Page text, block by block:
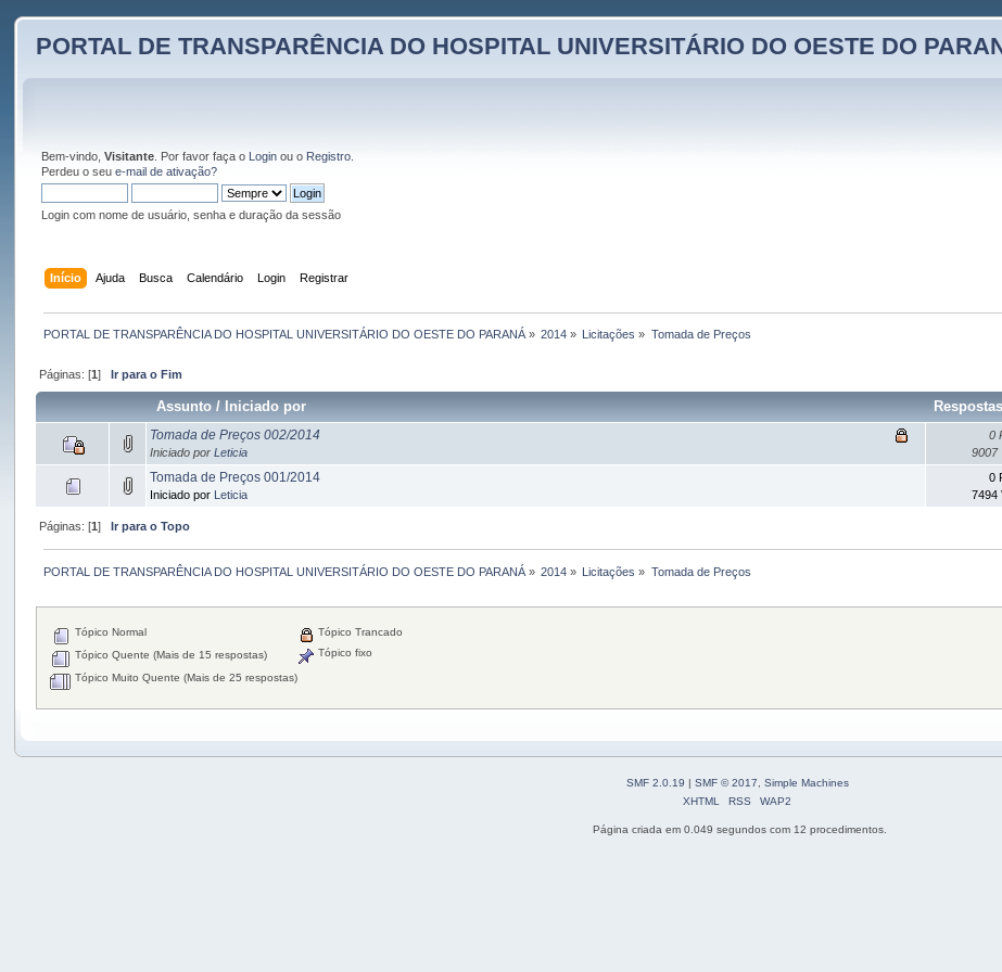
PORTAL DE TRANSPARÊNCIA DO HOSPITAL UNIVERSITÁRIO DO OESTE DO
Bem-vindo,Visitante . Por favor faça o Login ou o Registro
Perdeu o seue-mail de ativação?
Login com nome de usuário, senha e duração da sessão
Início Ajuda Busca Calendário Login Registrar
PORTAL DE TRANSPARÊNCIA DO HOSPITAL UNIVERSITÁRIO DO OESTE DO PARANÁ» 2014 » Licitações » Tomada de Preços
Páginas: [1] Ir para o Fim
Assunto/ Iniciado por Respostas
Tomada de Preços 002/2014
Iniciado porLeticia
0
9007
Tomada de Preços 001/2014
Iniciado por Leticia
0
7494
Páginas: [1] Ir para o Topo
PORTAL DE TRANSPARÊNCIA DO HOSPITAL UNIVERSITÁRIO DO OESTE DO PARANÁ» 2014 » Licitações » Tomada de Preços
Tópico Normal
Tópico Quente (Mais de 15 respostas)
Tópico Muito Quente (Mais de 25 respostas)
Tópico Trancado
Tópico fixo
SMF 2.0.19 | SMF © 2017, Simple Machines
XHTML
RSS WAP2
Página criada em 0.049 segundos com 12 procedimentos.